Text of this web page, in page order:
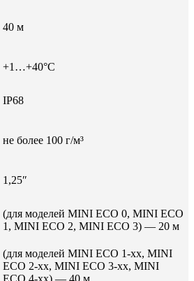
40 м
+1…+40°С
IP68
не более 100 г/м³
1,25″
(для моделей MINI ECO 0, MINI ECO
1, MINI ECO 2, MINI ECO 3) — 20 м
(для моделей MINI ECO 1-xx, MINI
ECO 2-xx, MINI ECO 3-xx, MINI
ECO 4-xx) — 40 м